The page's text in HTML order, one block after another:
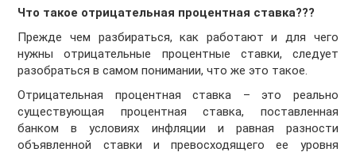
Что такое отрицательная процентная ставка???
Прежде чем разбираться, как работают и для чего
нужны отрицательные процентные ставки, следует
разобраться в самом понимании, что же это такое.
Отрицательная процентная ставка – это реально
существующая процентная ставка, поставленная
банком в условиях инфляции и равная разности
объявленной ставки и превосходящего ее уровня